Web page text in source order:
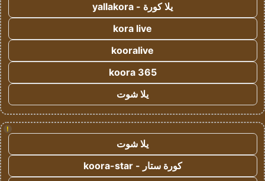
يلا كورة - yallakora
kora live
kooralive
koora 365
يلا شوت
!
يلا شوت
كورة ستار - koora-star